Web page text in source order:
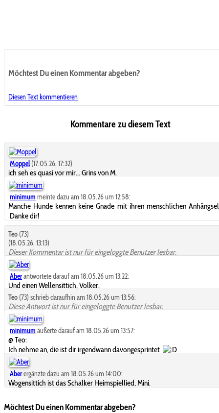
Möchtest Du einen Kommentar abgeben?
Diesen Text kommentieren
Kommentare zu diesem Text
Moppel (17.05.26, 17:32)
ich seh es quasi vor mir... Grins von M.
minimum meinte dazu am 18.05.26 um 12:58:
Manche Hunde kennen keine Gnade mit ihren menschlichen
Danke dir!
Teo (73)
(18.05.26, 13:13)
Dieser Kommentar ist nur für eingeloggte Benutzer lesbar.
Aberantwortete darauf am 18.05.26 um 13:22:
Und einen Wellensittich, Volker.
Teo (73) schrieb daraufhin am 18.05.26 um 13:56:
Diese Antwort ist nur für eingeloggte Benutzer lesbar.
minimum äußerte darauf am 18.05.26 um 13:57:
@ Teo:
Ich nehme an, die ist dir irgendwann davongesprintet
Aberergänzte dazu am 18.05.26 um 14:00:
Wogensittich ist das Schalker Heimspiellied, Mini.
Möchtest Du einen Kommentar abgeben?